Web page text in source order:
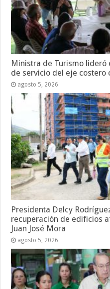
Ministra de Turismo lideró
de servicio del eje costero
agosto 5, 2026
Presidenta Delcy
recuperación de edificios
Juan José Mora
agosto 5, 2026